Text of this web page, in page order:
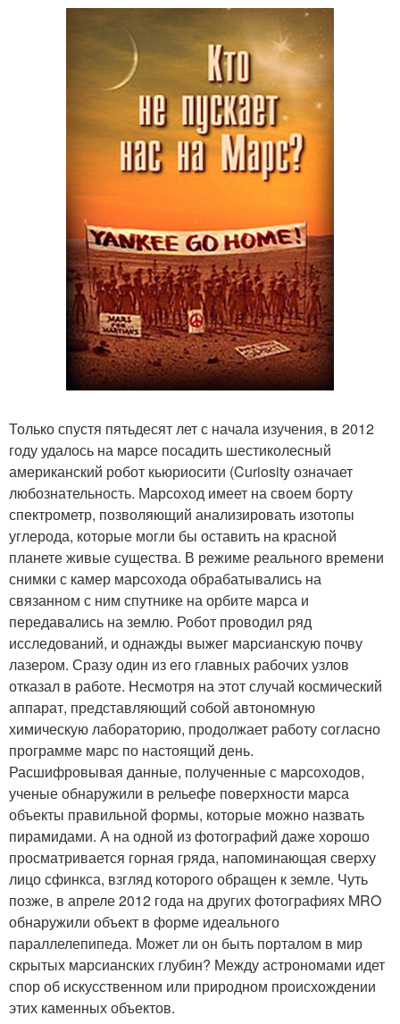
Только спустя пятьдесят лет с начала изучения, в 2012
году удалось на марсе посадить шестиколесный
американский робот кьюриосити (Curiosity означает
любознательность. Марсоход имеет на своем борту
спектрометр, позволяющий анализировать изотопы
углерода, которые могли бы оставить на красной
планете живые существа. В режиме реального времени
снимки с камер марсохода обрабатывались на
связанном с ним спутнике на орбите марса и
передавались на землю. Робот проводил ряд
исследований, и однажды выжег марсианскую почву
лазером. Сразу один из его главных рабочих узлов
отказал в работе. Несмотря на этот случай космический
аппарат, представляющий собой автономную
химическую лабораторию, продолжает работу согласно
программе марс по настоящий день.
Расшифровывая данные, полученные с марсоходов,
ученые обнаружили в рельефе поверхности марса
объекты правильной формы, которые можно назвать
пирамидами. А на одной из фотографий даже хорошо
просматривается горная гряда, напоминающая сверху
лицо сфинкса, взгляд которого обращен к земле. Чуть
позже, в апреле 2012 года на других фотографиях MRO
обнаружили объект в форме идеального
параллелепипеда. Может ли он быть порталом в мир
скрытых марсианских глубин? Между астрономами идет
спор об искусственном или природном происхождении
этих каменных объектов.